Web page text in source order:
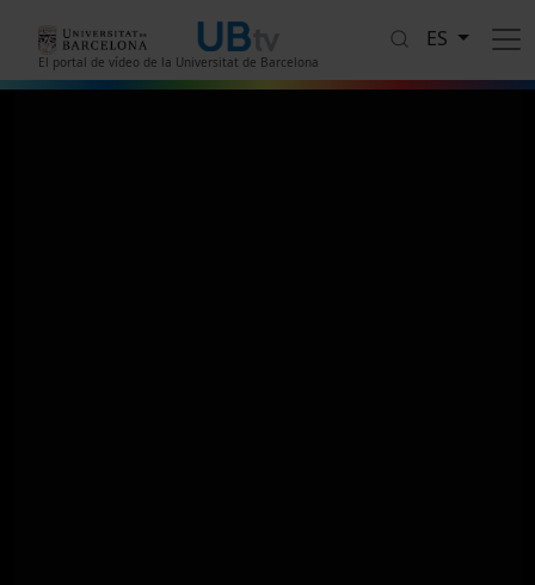
El portal de vídeo de la Universitat de Barcelona
ES